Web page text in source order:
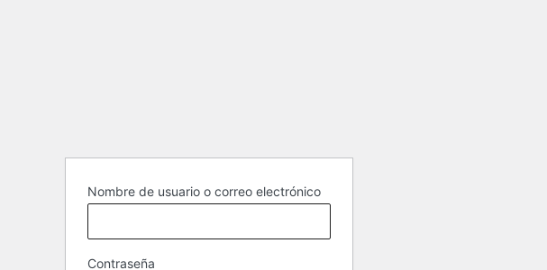
Nombre de usuario o correo electrónico
Contraseña